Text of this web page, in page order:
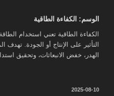
الوسم: الكفاءة الطاقية
الكفاءة الطاقية تعني استخدام
التأثير على الإنتاج أو الجودة.
الهدر، خفض الانبعاثات، وتحقيق
نُشر
2025-08-10